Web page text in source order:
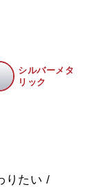
シルバーメタ
リック
りたい